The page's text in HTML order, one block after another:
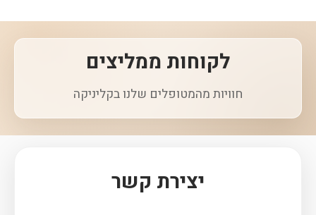
לקוחות ממליצים
חוויות מהמטופלים שלנו בקליניקה
יצירת קשר